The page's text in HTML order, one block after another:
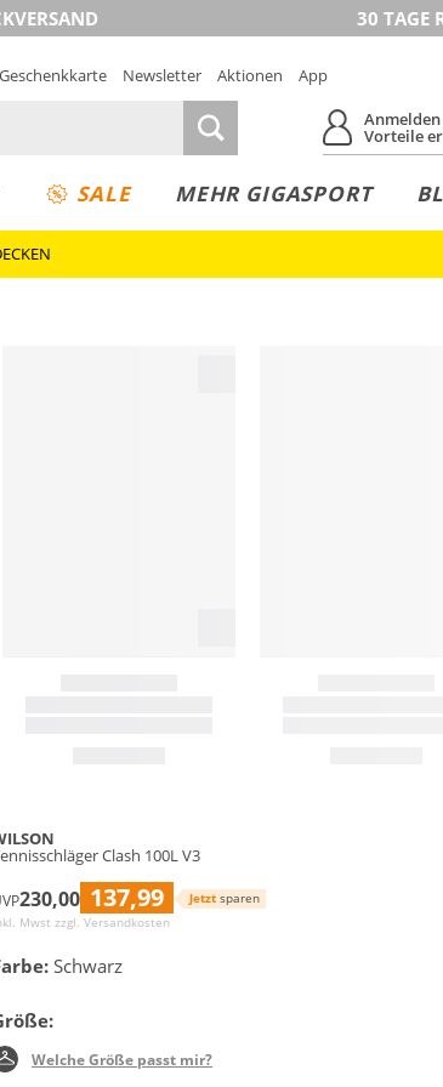
30 TAGE
Geschenkkarte Newsletter Aktionen
App
Vorteile
SALE MEHR GIGASPORT
Clash 100L V3
230,00 137,99 Jetzt sparen
Mwst zzgl. Versandkosten
Schwarz
Welche Größe passt mir?